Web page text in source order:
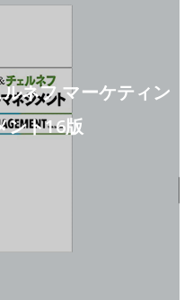
ネフ マーケティン
ント16版